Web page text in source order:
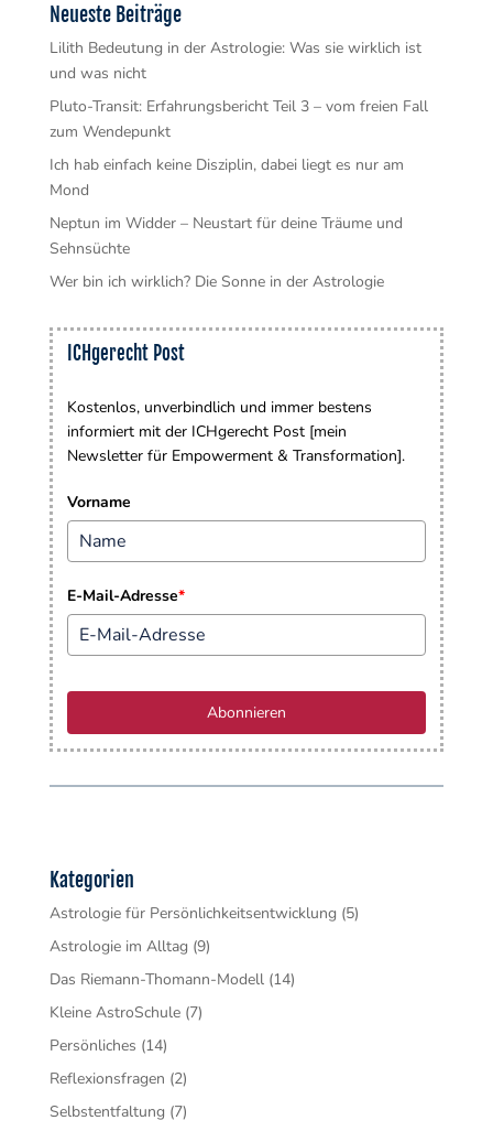
Neueste Beiträge
Lilith Bedeutung in der Astrologie: Was sie wirklich ist
und was nicht
Pluto-Transit: Erfahrungsbericht Teil 3 – vom freien Fall
zum Wendepunkt
Ich hab einfach keine Disziplin, dabei liegt es nur am
Mond
Neptun im Widder – Neustart für deine Träume und
Sehnsüchte
Wer bin ich wirklich? Die Sonne in der Astrologie
ICHgerecht Post
Kostenlos, unverbindlich und immer bestens
informiert mit der ICHgerecht Post [mein
Newsletter für Empowerment & Transformation].
Vorname
E-Mail-Adresse*
Abonnieren
Kategorien
Astrologie für Persönlichkeitsentwicklung (5)
Astrologie im Alltag (9)
Das Riemann-Thomann-Modell(14)
Kleine AstroSchule(7)
Persönliches (14)
Reflexionsfragen (2)
Selbstentfaltung (7)